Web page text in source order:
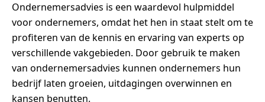
Ondernemersadvies is een waardevol hulpmiddel
voor ondernemers, omdat het hen in staat stelt om te
profiteren van de kennis en ervaring van experts op
verschillende vakgebieden. Door gebruik te maken
van ondernemersadvies kunnen ondernemers hun
bedrijf laten groeien, uitdagingen overwinnen en
kansen benutten.